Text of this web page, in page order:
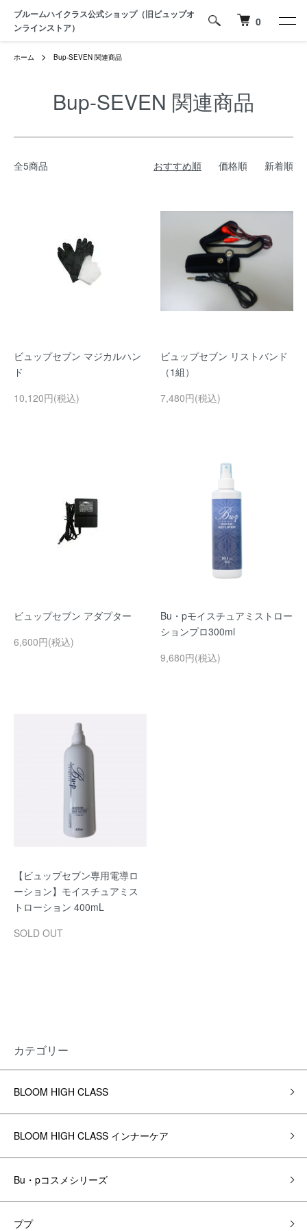
ブルームハイクラス公式ショップ（旧ビュップオ
ンラインストア）
0
ホーム Bup-SEVEN 関連商品
Bup-SEVEN 関連商品
全5商品 おすすめ順 価格順 新着順
ビュップセブン マジカルハン
ド
10,120円(税込)
ビュップセブン リストバンド
（1組）
7,480円(税込)
ビュップセブン アダプター
6,600円(税込)
Bu・pモイスチュアミストロー
ションプロ300ml
9,680円(税込)
【ビュップセブン専用電導ロ
ーション】モイスチュアミス
トローション 400mL
SOLD OUT
カテゴリー
BLOOM HIGH CLASS
BLOOM HIGH CLASS インナーケア
Bu・pコスメシリーズ
ププ